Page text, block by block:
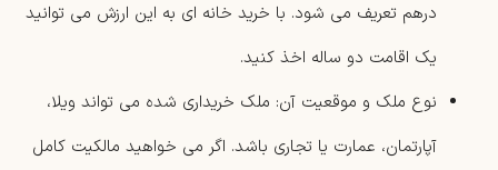
درهم تعریف می شود. با خرید خانه ای به این ارزش می توانید
یک اقامت دو ساله اخذ کنید.
نوع ملک و موقعیت آن: ملک خریداری شده می تواند ویلا،
آپارتمان، عمارت یا تجاری باشد. اگر می خواهید مالکیت کامل